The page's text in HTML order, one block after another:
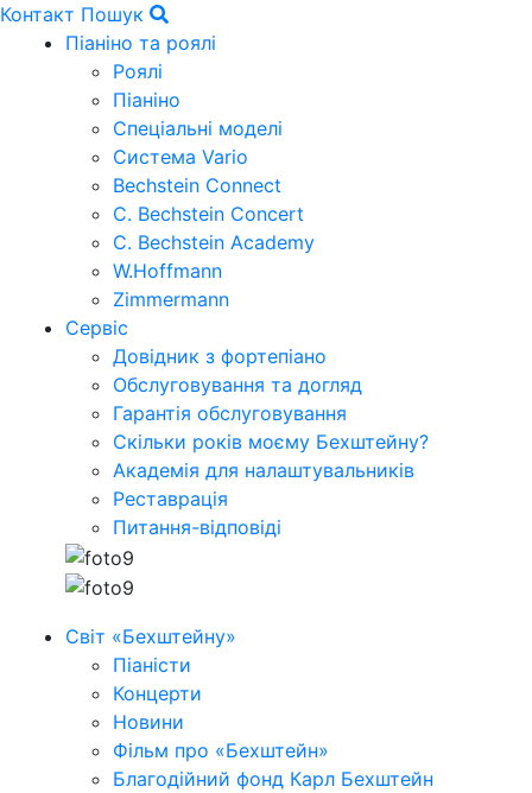
Контакт Пошук
Піаніно та роялі
Роялі
Піаніно
Спеціальні моделі
Система Vario
Bechstein Connect
C. Bechstein Concert
C. Bechstein Academy
W.Hoffmann
Zimmermann
Сервіс
Довідник з фортепіано
Обслуговування та догляд
Гарантія обслуговування
Скільки років моєму Бехштейну?
Академія для налаштувальників
Реставрація
Питання-відповіді
Світ «Бехштейну»
Піаністи
Концерти
Новини
Фільм про «Бехштейн»
Благодійний фонд Карл Бехштейн